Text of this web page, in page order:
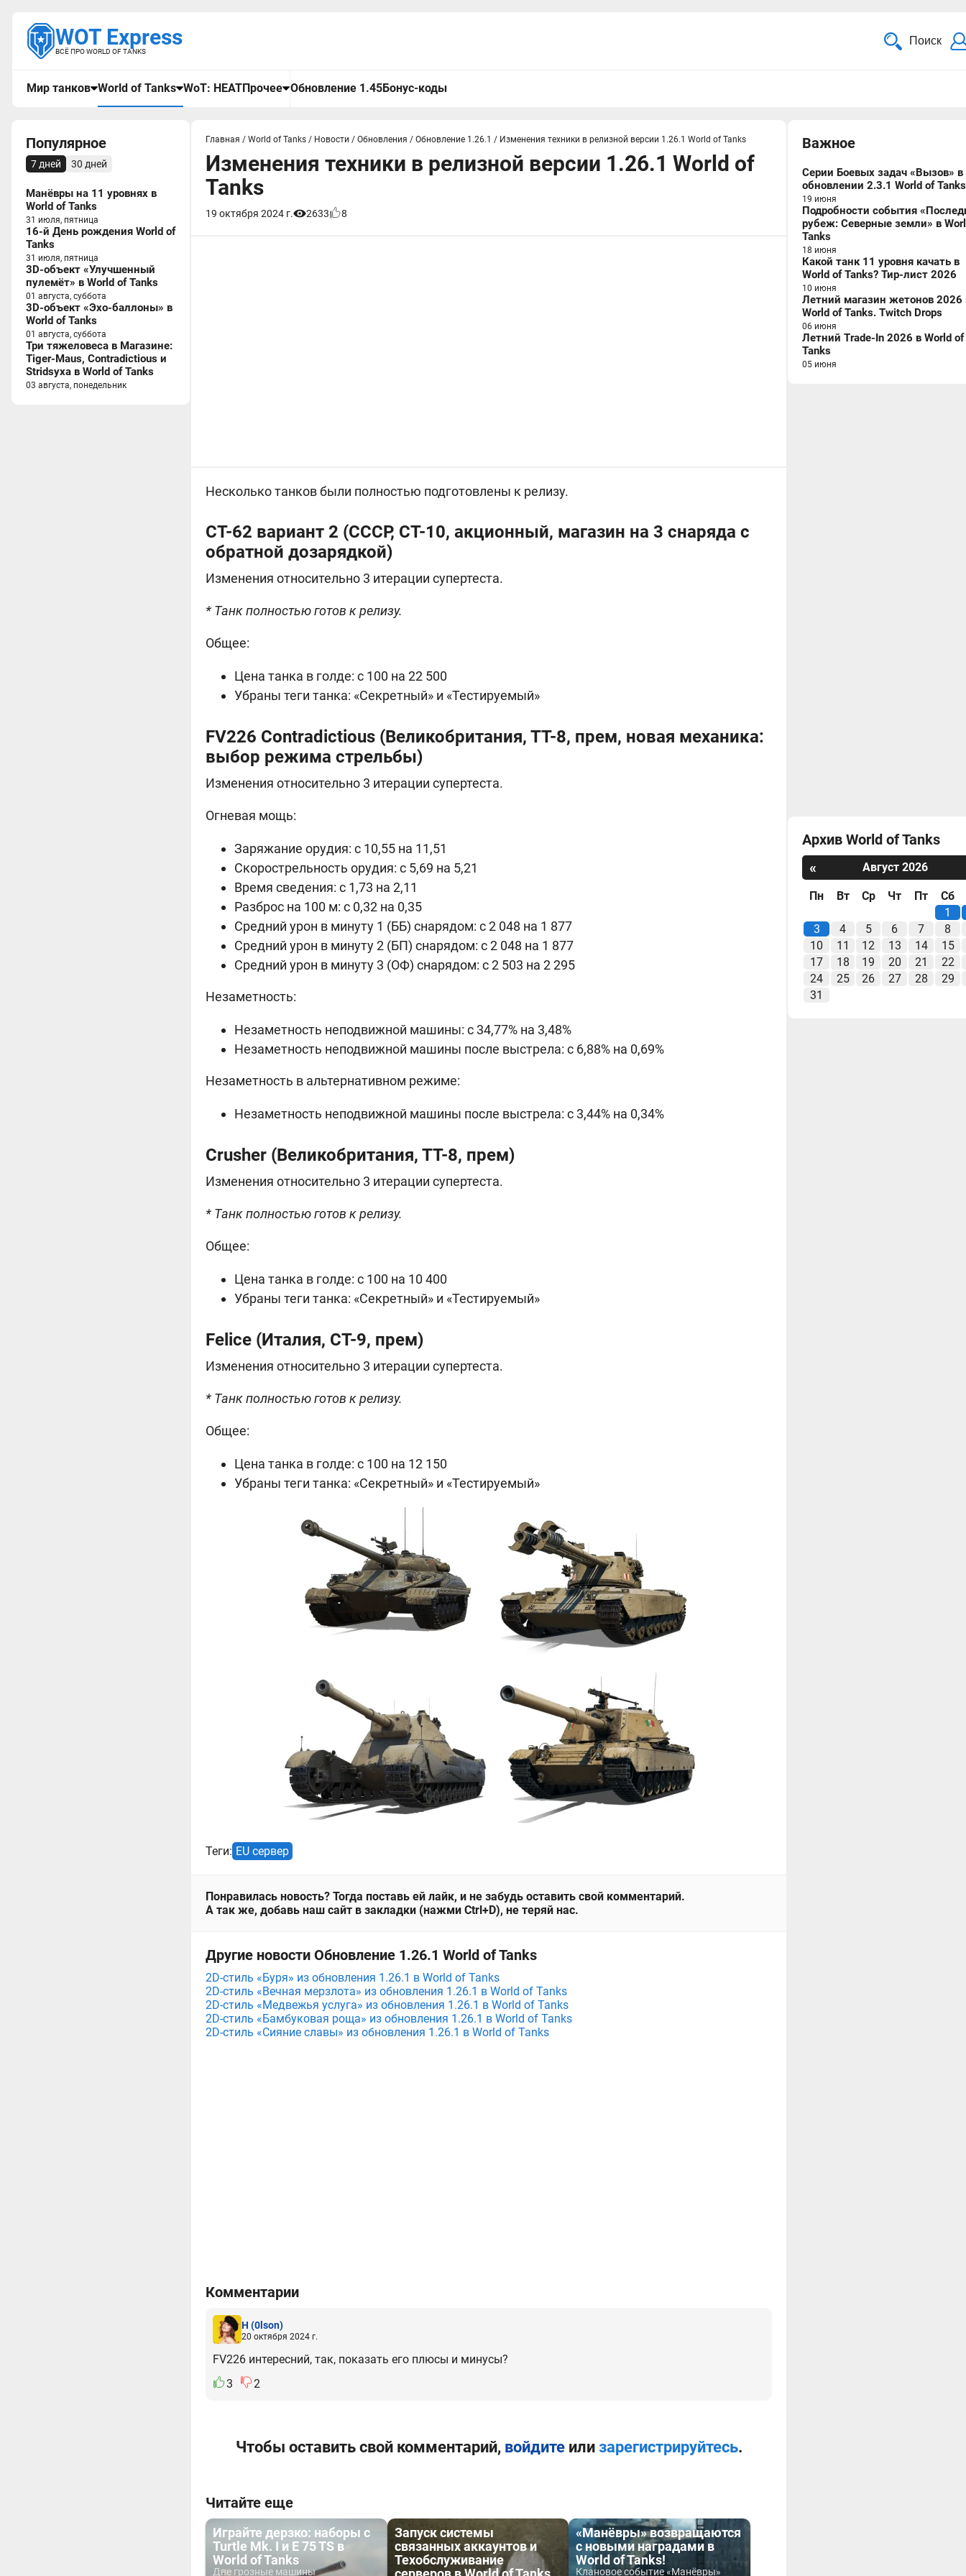
WOT Express
ВСЁ ПРО WORLD OF TANKS
Поиск
Мир танков World of Tanks WoT: HEATПрочее Обновление 1.45Бонус-коды
Популярное
7 дней 30 дней
Манёвры на 11 уровнях в
World of Tanks
31 июля, пятница
16-й День рождения World of
Tanks
31 июля, пятница
3D-объект «Улучшенный
пулемёт» в World of Tanks
01 августа, суббота
3D-объект «Эхо-баллоны» в
World of Tanks
01 августа, суббота
Три тяжеловеса в Магазине:
Tiger-Maus, Contradictious и
Stridsyxa в World of Tanks
03 августа, понедельник
Главная / World of Tanks / Новости / Обновления / Обновление 1.26.1 / Изменения техники в релизной версии 1.26.1 World of Tanks
Изменения техники в релизной версии 1.26.1 World of
Tanks
19 октября 2024 г. 2633 8
Несколько танков были полностью подготовлены к релизу.
СТ-62 вариант 2 (СССР, СТ-10, акционный, магазин на 3 снаряда с
обратной дозарядкой)
Изменения относительно 3 итерации супертеста.
* Танк полностью готов к релизу.
Общее:
Цена танка в голде: с 100 на 22 500
Убраны теги танка: «Секретный» и «Тестируемый»
FV226 Contradictious (Великобритания, ТТ-8, прем, новая механика:
выбор режима стрельбы)
Изменения относительно 3 итерации супертеста.
Огневая мощь:
Заряжание орудия: c 10,55 на 11,51
Скорострельность орудия: c 5,69 на 5,21
Время сведения: c 1,73 на 2,11
Разброс на 100 м: c 0,32 на 0,35
Средний урон в минуту 1 (ББ) снарядом: c 2 048 на 1 877
Средний урон в минуту 2 (БП) снарядом: c 2 048 на 1 877
Средний урон в минуту 3 (ОФ) снарядом: c 2 503 на 2 295
Незаметность:
Незаметность неподвижной машины: c 34,77% на 3,48%
Незаметность неподвижной машины после выстрела: c 6,88% на 0,69%
Незаметность в альтернативном режиме:
Незаметность неподвижной машины после выстрела: c 3,44% на 0,34%
Crusher (Великобритания, ТТ-8, прем)
Изменения относительно 3 итерации супертеста.
* Танк полностью готов к релизу.
Общее:
Цена танка в голде: с 100 на 10 400
Убраны теги танка: «Секретный» и «Тестируемый»
Felice (Италия, СТ-9, прем)
Изменения относительно 3 итерации супертеста.
* Танк полностью готов к релизу.
Общее:
Цена танка в голде: с 100 на 12 150
Убраны теги танка: «Секретный» и «Тестируемый»
Теги: EU сервер
Понравилась новость? Тогда поставь ей лайк, и не забудь оставить свой комментарий.
А так же, добавь наш сайт в закладки (нажми Ctrl+D), не теряй нас.
Другие новости Обновление 1.26.1 World of Tanks
2D-стиль «Буря» из обновления 1.26.1 в World of Tanks
2D-стиль «Вечная мерзлота» из обновления 1.26.1 в World of Tanks
2D-стиль «Медвежья услуга» из обновления 1.26.1 в World of Tanks
2D-стиль «Бамбуковая роща» из обновления 1.26.1 в World of Tanks
2D-стиль «Сияние славы» из обновления 1.26.1 в World of Tanks
Комментарии
H (0lson)
20 октября 2024 г.
FV226 интересний, так, показать его плюсы и минусы?
3
2
Чтобы оставить свой комментарий, войдитеили зарегистрируйтесь.
Читайте еще
Играйте дерзко: наборы с
Turtle Mk. I и E 75 TS в
World of Tanks
Две грозные машины
Запуск системы
связанных аккаунтов и
Техобслуживание
«Манёвры» возвращаются
с новыми наградами в
World of Tanks!
Клановое событие «Манёвры»
Важное
Серии Боевых задач «Вызов» в
обновлении 2.3.1 World of Tanks
19 июня
Подробности события
рубеж: Северные земли» в
Tanks
18 июня
Какой танк 11 уровня качать в
World of Tanks? Тир-лист 2026
10 июня
Летний магазин жетонов 2026
World of Tanks. Twitch Drops
06 июня
Летний Trade-In 2026 в World of
Tanks
05 июня
Архив World of Tanks
«
Август 2026
Пн Вт Ср Чт Пт
Сб
1
3
4 5 6 7
8
10
11 12 13 14
15
17
18 19 20 21
22
24
25 26 27 28
29
31